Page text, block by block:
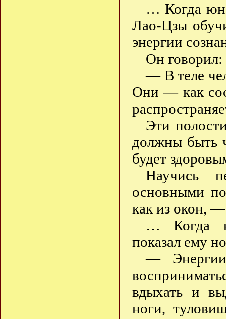
… Когда
Лао-Цзы
энергии
Он говорил:
— В теле
Они — как
Эти
должны быть
будет
Научись
основными
как из окон,
… Когда
показал ему
—
вдыхать и
ноги,